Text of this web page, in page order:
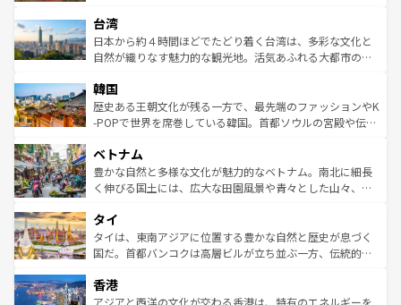
ならではの贅沢な旅のスタイルだ。 なお、新着のアメリカ
情報はコンテンツ一覧を参照してほしい。
れるおもてなしの心で訪れる人々を迎えてくれるハワイの
人々、おいしいローカルフードやハワイアンミュージッ
ク、伝統的なフラダンスなど、すべてがハワイの魅力を彩
ワイを、存分に味わってほしい。 なお、新着のハワイ情報
はコンテンツ一覧を参照してほしい。
リアリーフや大陸中央部にそびえるウルル（エアーズロッ
ク）、タスマニアの美しい原生林やケアンズの熱帯雨林な
ど、見どころがたくさん。また、カフェやワイン、オージ
いる。アクティビティも充実しており、サーフィンやダイ
ビング、ハイキングなど、アウトドア好きにはたまらな
い。オーストラリアの多彩な魅力を存分に味わいつくそ
参照してほしい。
台湾
日本から約４時間ほどでたどり着く台湾は、多彩な文化と
自然が織りなす魅力的な観光地。活気あふれる大都市の台
ン）、静ひつな山岳地帯である台湾東部など、都市の喧騒
と山間の静けさが共存しており、訪れる人に新しい発見と
驚きをもたらしてくれる。また、奥深い台湾の食文化も魅
容にもいいと評判のスイーツなど、バラエティ豊かな料理
が味わえる。 なお、新着の台湾情報は コンテンツ一覧を参
照してほしい。
韓国
歴史ある王朝文化が残る一方で、最先端のファッションやK
-POPで世界を席巻している韓国。首都ソウルの宮殿や伝統
き、地方に足を延ばせば四季折々の自然美を楽しむことが
できる。そして、キムチや焼肉、絶品のストリートフード
まで、さまざまな韓国料理が待っている。夜には、韓国な
リティに包まれながら、韓国の多彩な魅力を心ゆくまで味
わってみてほしい。 なお、新着の韓国情報はコンテンツ一
覧を参照してほしい。
ベトナム
豊かな自然と多様な文化が魅力的なベトナム。南北に細長
く伸びる国土には、広大な田園風景や青々とした山々、世
急速な発展と共に伝統が息づく。ハノイの古い町並みやホ
ーチミン市のフランス統治時代の建物も、独特の雰囲気を
醸し出している。また、バラエティの豊かさとおいしさで
とつ。フォーやバインミー、ベトナムコーヒーなどは、ぜ
ひ現地で味わいたい。どの地域を訪れてもあたたかい人々
タイ
タイは、東南アジアに位置する豊かな自然と歴史が息づく
国だ。首都バンコクは高層ビルが立ち並ぶ一方、伝統的な
の活気が交差している。北部ではチェンマイなどの山岳地
帯で自然と触れ合い、南部ではプーケットやクラビの美し
香港
アジアと西洋の文化が交わる香港は、特有のエネルギーを